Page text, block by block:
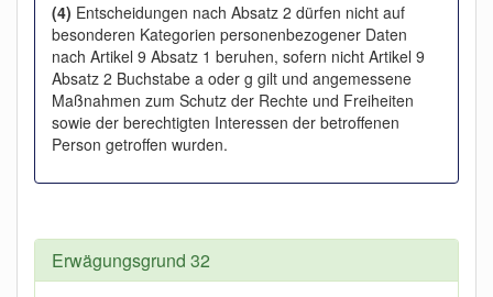
(4) Entscheidungen nach Absatz 2 dürfen nicht auf
besonderen Kategorien personenbezogener Daten
nach Artikel 9 Absatz 1 beruhen, sofern nicht Artikel 9
Absatz 2 Buchstabe a oder g gilt und angemessene
Maßnahmen zum Schutz der Rechte und Freiheiten
sowie der berechtigten Interessen der betroffenen
Person getroffen wurden.
Erwägungsgrund 32